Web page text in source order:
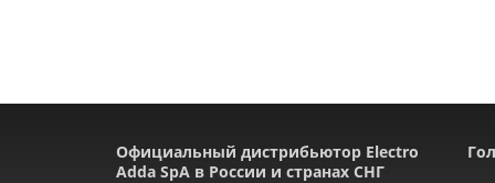
Официальный дистрибьютор Electro
Adda SpA в России и странах СНГ